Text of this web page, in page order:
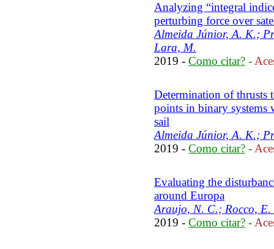
Analyzing “integral
perturbing force over
Almeida Júnior, A. K.;
Lara, M.
2019 - Como citar? -
Determination of thrusts
points in binary systems
sail
Almeida Júnior, A. K.;
2019 - Como citar? -
Evaluating the
around Europa
Araujo, N. C.; Rocco, E.
2019 - Como citar? -